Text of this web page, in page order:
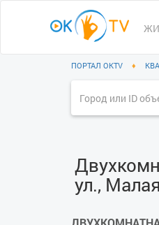
ПОРТАЛ OKTV ♦
ул.,